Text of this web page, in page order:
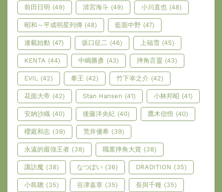
前田日明 (49) 清宮海斗 (49) 小川直也 (48)
昭和～平成明星列傳 (48) 藍面中野 (47)
連載始動 (47) 坂口征二 (46) 上福雪 (45)
KENTA (44) 中嶋勝彥 (43) 摔角言靈 (43)
EVIL (42) 拳王 (42) 竹下幸之介 (42)
花面大帝 (42) Stan Hansen (41) 小林邦昭 (41)
安納沙織 (40) 後藤洋央紀 (40) 鷹木信悟 (40)
櫻庭和志 (39) 荒井優希 (39)
永遠的最強王者 (38) 職業摔角大賞 (38)
諏訪魔 (38) なつぽい (36) DRADITION (35)
小島聰 (35) 谷津嘉章 (35) 長與千種 (35)